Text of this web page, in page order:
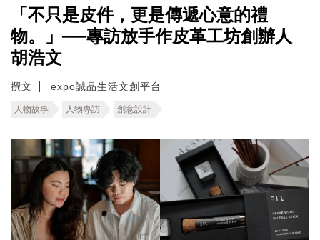
「不只是皮件，更是傳遞心意的禮
物。」──專訪放手作皮革工坊創辦人
胡浩文
撰文 expo誠品生活文創平台
人物故事 人物專訪 創意設計